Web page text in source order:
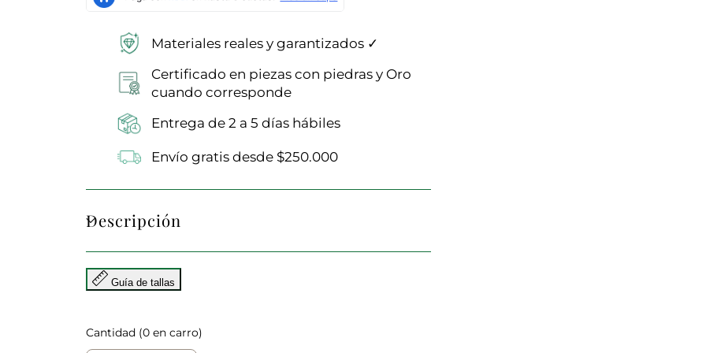
Materiales reales y garantizados ✓
Certificado en piezas con piedras y Oro
cuando corresponde
Entrega de 2 a 5 días hábiles
Envío gratis desde $250.000
Descripción
Guía de tallas
Cantidad (0en carro)